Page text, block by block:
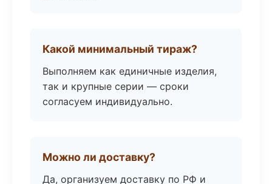
Какой минимальный тираж?
Выполняем как единичные изделия,
так и крупные серии — сроки
согласуем индивидуально.
Можно ли доставку?
Да, организуем доставку по РФ и